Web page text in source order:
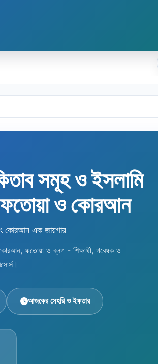
সমূহ ও ইসলামি
ও কোরআন
কোরআন এক জায়গায়
ফতোয়া ও ব্লগ - শিক্ষার্থী, গবেষক ও
আজকের সেহরি ও ইফতার